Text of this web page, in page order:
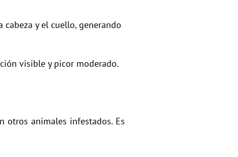
y el cuello, generando
visible y picor moderado.
otros animales infestados. Es